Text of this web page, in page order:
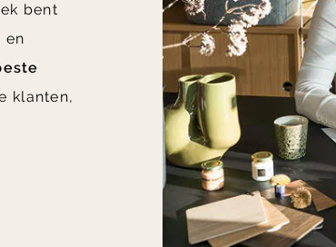
bent
en
klanten,